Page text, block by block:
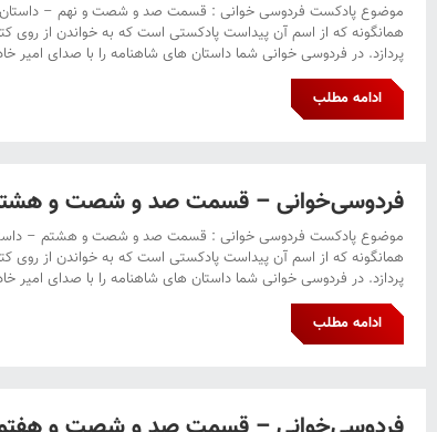
موضوع پادکست فردوسی خوانی : قسمت صد و شصت و نهم – داستان
همانگونه که از اسم آن پیداست پادکستی است که به خواندن از
پردازد. در فردوسی خوانی شما داستان های شاهنامه را با صدای امیر
ادامه مطلب
فردوسی‌خوانی – قسمت صد و شصت و هشتم
موضوع پادکست فردوسی خوانی : قسمت صد و شصت و هشتم –
همانگونه که از اسم آن پیداست پادکستی است که به خواندن از
پردازد. در فردوسی خوانی شما داستان های شاهنامه را با صدای امیر
ادامه مطلب